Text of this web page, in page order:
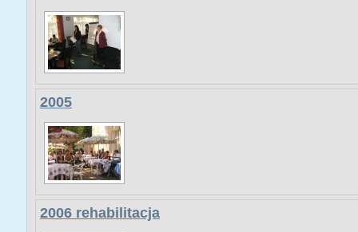
2005
2006 rehabilitacja